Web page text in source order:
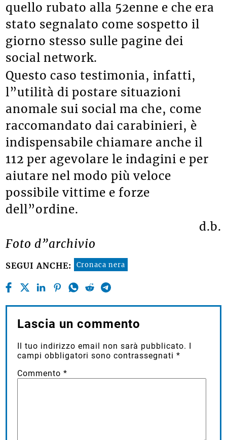
quello rubato alla 52enne e che era
stato segnalato come sospetto il
giorno stesso sulle pagine dei
social network.
Questo caso testimonia, infatti,
l”utilità di postare situazioni
anomale sui socialma che, come
raccomandato dai carabinieri, è
indispensabile chiamare anche il
112 per agevolare le indagini e per
aiutare nel modo più veloce
possibile vittime e forze
dell”ordine.
d.b.
Foto d”archivio
SEGUI ANCHE: Cronaca nera
Lascia un commento
Il tuo indirizzo email non sarà pubblicato. I
campi obbligatori sono contrassegnati*
Commento*